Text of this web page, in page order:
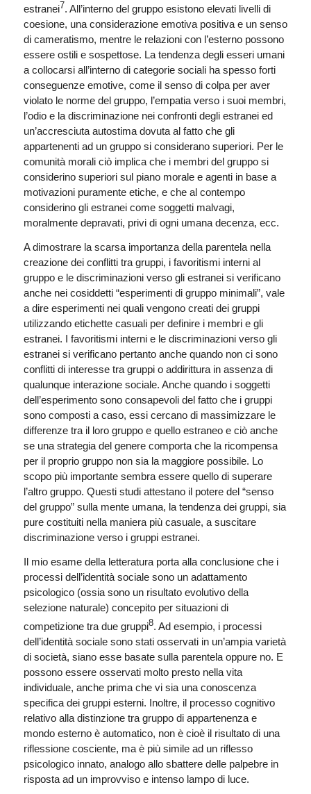
estranei7. All’interno del gruppo esistono elevati livelli di
coesione, una considerazione emotiva positiva e un senso
di cameratismo, mentre le relazioni con l’esterno possono
essere ostili e sospettose. La tendenza degli esseri umani
a collocarsi all’interno di categorie sociali ha spesso forti
conseguenze emotive, come il senso di colpa per aver
violato le norme del gruppo, l’empatia verso i suoi membri,
l’odio e la discriminazione nei confronti degli estranei ed
un’accresciuta autostima dovuta al fatto che gli
appartenenti ad un gruppo si considerano superiori. Per le
comunità morali ciò implica che i membri del gruppo si
considerino superiori sul piano morale e agenti in base a
motivazioni puramente etiche, e che al contempo
considerino gli estranei come soggetti malvagi,
moralmente depravati, privi di ogni umana decenza, ecc.
A dimostrare la scarsa importanza della parentela nella
creazione dei conflitti tra gruppi, i favoritismi interni al
gruppo e le discriminazioni verso gli estranei si verificano
anche nei cosiddetti “esperimenti di gruppo minimali”, vale
a dire esperimenti nei quali vengono creati dei gruppi
utilizzando etichette casuali per definire i membri e gli
estranei. I favoritismi interni e le discriminazioni verso gli
estranei si verificano pertanto anche quando non ci sono
conflitti di interesse tra gruppi o addirittura in assenza di
qualunque interazione sociale. Anche quando i soggetti
dell’esperimento sono consapevoli del fatto che i gruppi
sono composti a caso, essi cercano di massimizzare le
differenze tra il loro gruppo e quello estraneo e ciò anche
se una strategia del genere comporta che la ricompensa
per il proprio gruppo non sia la maggiore possibile. Lo
scopo più importante sembra essere quello di superare
l’altro gruppo. Questi studi attestano il potere del “senso
del gruppo” sulla mente umana, la tendenza dei gruppi, sia
pure costituiti nella maniera più casuale, a suscitare
discriminazione verso i gruppi estranei.
Il mio esame della letteratura porta alla conclusione che i
processi dell’identità sociale sono un adattamento
psicologico (ossia sono un risultato evolutivo della
selezione naturale) concepito per situazioni di
competizione tra due gruppi8. Ad esempio, i processi
dell’identità sociale sono stati osservati in un’ampia varietà
di società, siano esse basate sulla parentela oppure no. E
possono essere osservati molto presto nella vita
individuale, anche prima che vi sia una conoscenza
specifica dei gruppi esterni. Inoltre, il processo cognitivo
relativo alla distinzione tra gruppo di appartenenza e
mondo esterno è automatico, non è cioè il risultato di una
riflessione cosciente, ma è più simile ad un riflesso
psicologico innato, analogo allo sbattere delle palpebre in
risposta ad un improvviso e intenso lampo di luce.